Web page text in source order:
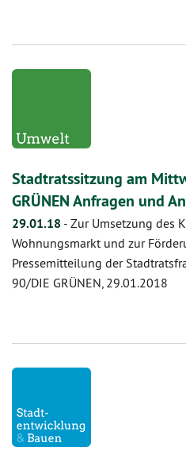
Stadtratssitzung am
GRÜNEN Anfragen und
29.01.18 - Zur Umsetzung des
Wohnungsmarkt und zur
Pressemitteilung der
90/DIE GRÜNEN, 29.01.2018